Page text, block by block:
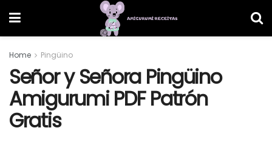
Home Pingüino
Señor y Señora Pingüino
Amigurumi PDF Patrón
Gratis